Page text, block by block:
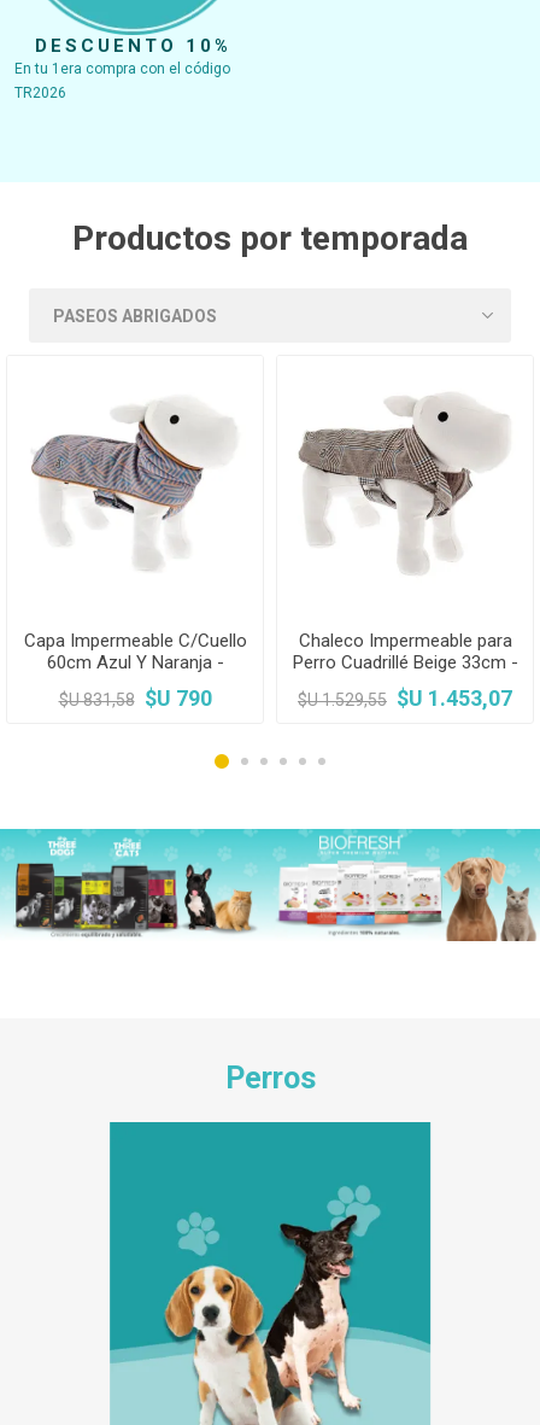
DESCUENTO 10%
En tu 1era compra con el código
TR2026
Productos por temporada
Capa Impermeable C/Cuello
60cm Azul Y Naranja -
Ferribiella
$U 831,58 $U 790
Chaleco Impermeable para
Perro Cuadrillé Beige 33cm -
Ferribiella
$U 1.529,55 $U 1.453,07
Perros